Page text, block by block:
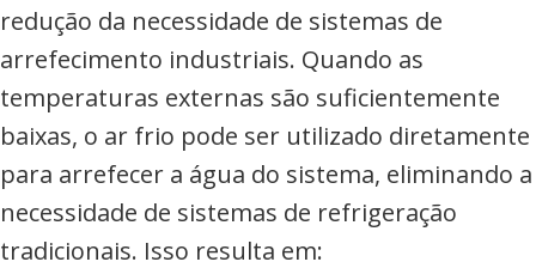
redução da necessidade de sistemas de
arrefecimento industriais. Quando as
temperaturas externas são suficientemente
baixas, o ar frio pode ser utilizado diretamente
para arrefecer a água do sistema, eliminando a
necessidade de sistemas de refrigeração
tradicionais. Isso resulta em: